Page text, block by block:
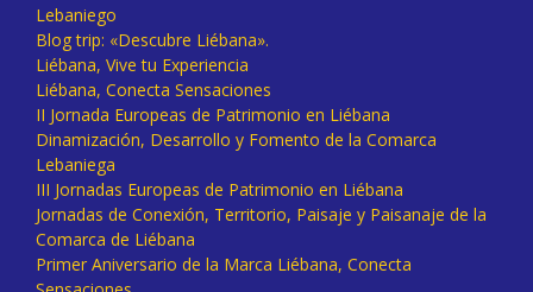
Lebaniego
Blog trip: «Descubre Liébana».
Liébana, Vive tu Experiencia
Liébana, Conecta Sensaciones
II Jornada Europeas de Patrimonio en Liébana
Dinamización, Desarrollo y Fomento de la Comarca
Lebaniega
III Jornadas Europeas de Patrimonio en Liébana
Jornadas de Conexión, Territorio, Paisaje y Paisanaje de la
Comarca de Liébana
Primer Aniversario de la Marca Liébana, Conecta